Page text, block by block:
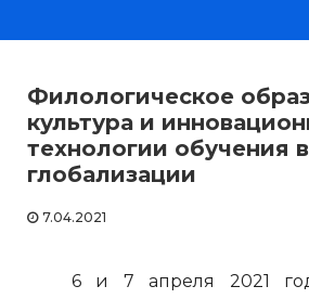
Филологическое
культура и
технологии обучения
глобализации
7.04.2021
6 и 7 апреля 2021